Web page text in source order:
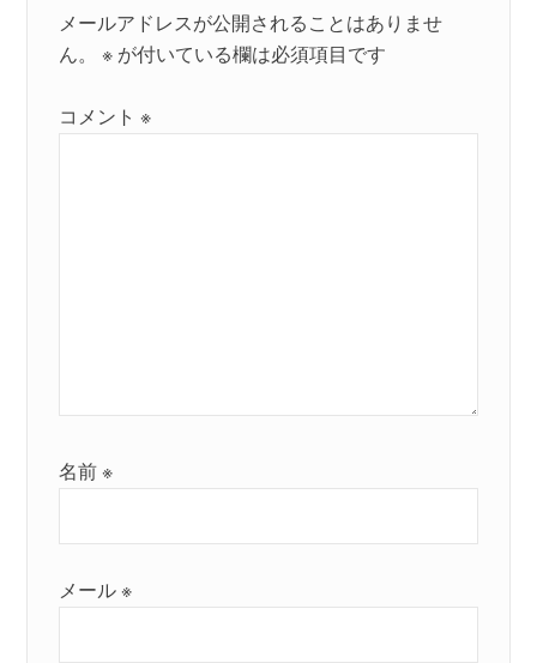
メールアドレスが公開されることはありませ
ん。
※ が付いている欄は必須項目です
コメント※
名前※
メール※